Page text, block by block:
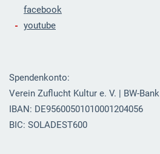
facebook
youtube
Spendenkonto:
Verein Zuflucht Kultur e. V. | BW-Bank
IBAN: DE95600501010001204056
BIC: SOLADEST600